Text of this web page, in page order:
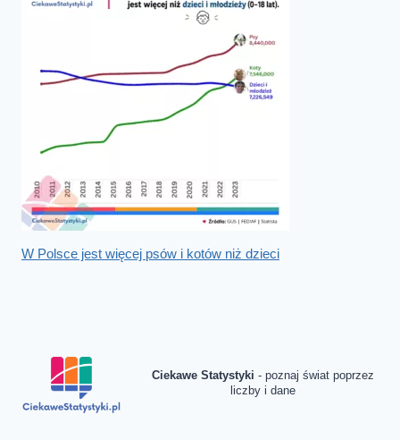
W Polsce jest więcej psów i kotów niż dzieci
Ciekawe Statystyki - poznaj świat poprzez
liczby i dane